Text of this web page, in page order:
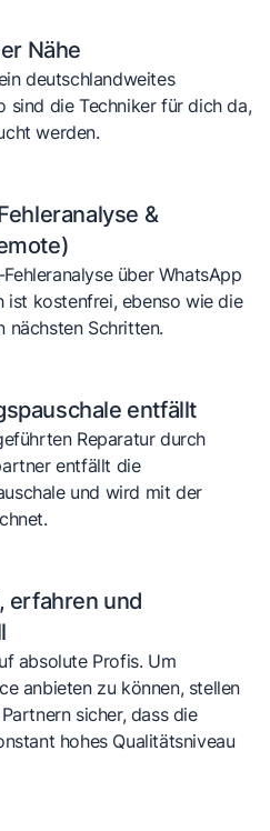
Nähe
deutschlandweites
sind die Techniker für dich da,
werden.
&
über WhatsApp
ist kostenfrei, ebenso wie die
nächsten Schritten.
entfällt
Reparatur durch
entfällt die
und wird mit der
erfahren und
absolute Profis. Um
anbieten zu können, stellen
sicher, dass die
hohes Qualitätsniveau